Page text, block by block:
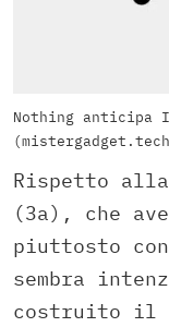
Nothing anticipa
Rispetto alla
(3a), che
piuttosto
sembra
costruito il